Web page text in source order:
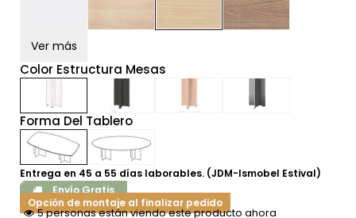
Ver más
Color Estructura Mesas
Forma Del Tablero
Entrega en 45 a 55 días laborables. (JDM-Ismobel Estival)
Envío Gratis
Opción de montaje al finalizar pedido
5 personas están viendo este producto ahora